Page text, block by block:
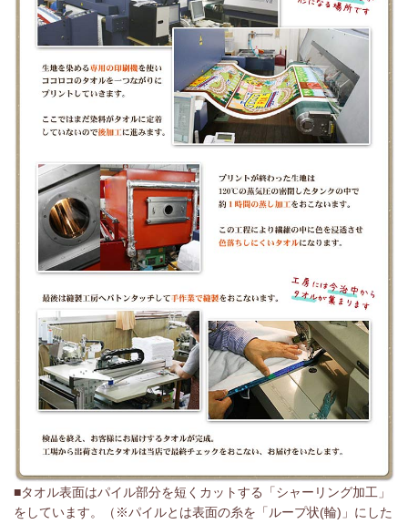
■タオル表面はパイル部分を短くカットする「シャーリング加工」
をしています。（※パイルとは表面の糸を「ループ状(輪)」にした